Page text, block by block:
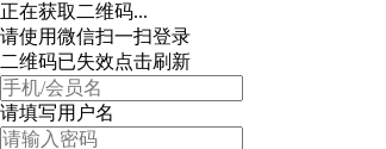
正在获取二维码...
请使用微信扫一扫登录
二维码已失效点击刷新
请填写用户名